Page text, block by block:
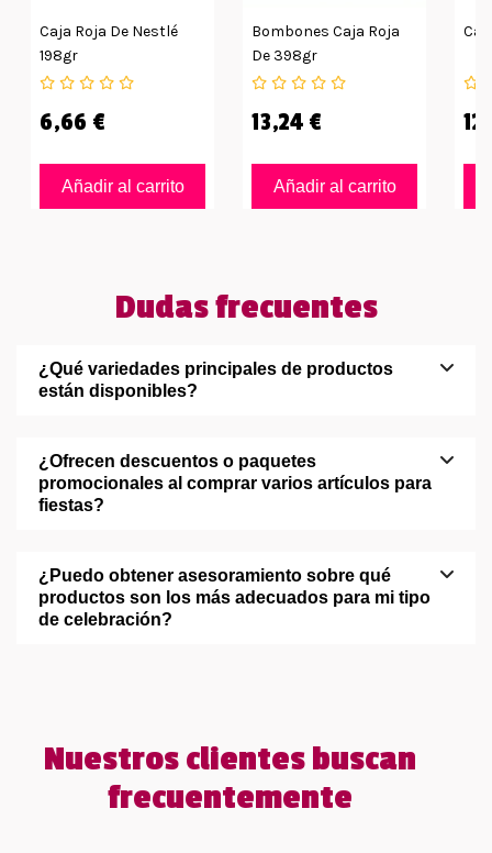
Caja Roja De Nestlé
198gr
6,66 €
Añadir al carrito
Bombones Caja Roja
De 398gr
13,24 €
Añadir al carrito
Dudas frecuentes
¿Qué variedades principales de productos
están disponibles?
¿Ofrecen descuentos o paquetes
promocionales al comprar varios artículos para
fiestas?
¿Puedo obtener asesoramiento sobre qué
productos son los más adecuados para mi tipo
de celebración?
Nuestros clientes buscan
frecuentemente